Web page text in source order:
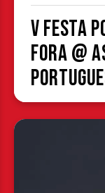
V Festa
Fora @